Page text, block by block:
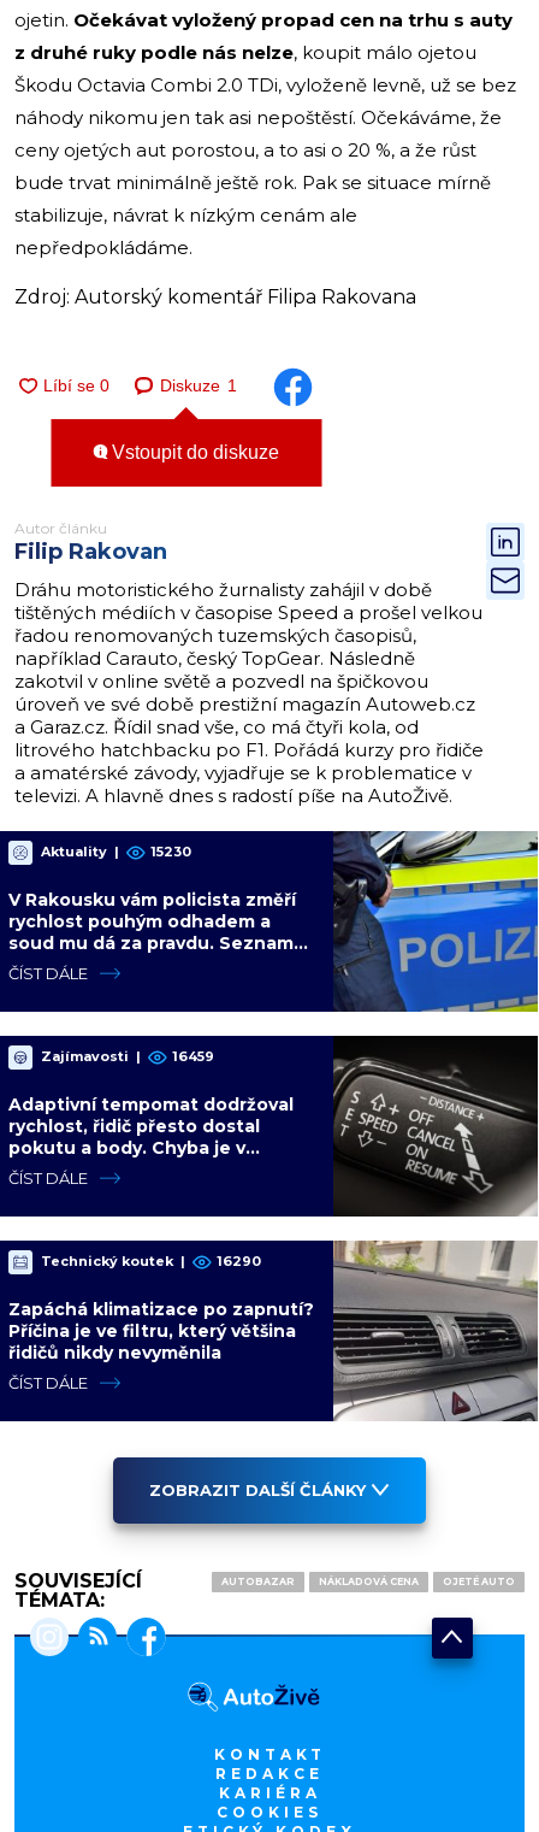
ojetin. Očekávat vyložený propad cen na trhu s auty
z druhé ruky podle nás nelze, koupit málo ojetou
Škodu Octavia Combi 2.0 TDi, vyloženě levně, už se bez
náhody nikomu jen tak asi nepoštěstí. Očekáváme, že
ceny ojetých aut porostou, a to asi o 20 %, a že růst
bude trvat minimálně ještě rok. Pak se situace mírně
stabilizuje, návrat k nízkým cenám ale
nepředpokládáme.
Zdroj: Autorský komentář Filipa Rakovana
Diskuze 1
Vstoupit do diskuze
Autor článku
Filip Rakovan
Dráhu motoristického žurnalisty zahájil v době
tištěných médiích v časopise Speed a prošel velkou
řadou renomovaných tuzemských časopisů,
například Carauto, český TopGear. Následně
zakotvil v online světě a pozvedl na špičkovou
úroveň ve své době prestižní magazín Autoweb.cz
a Garaz.cz. Řídil snad vše, co má čtyři kola, od
litrového hatchbacku po F1. Pořádá kurzy pro řidiče
a amatérské závody, vyjadřuje se k problematice v
televizi. A hlavně dnes s radostí píše na AutoŽivě.
Aktuality | 15230
V Rakousku vám policista změří
rychlost pouhým odhadem a
soud mu dá za pravdu. Seznam
podivných pravidel, která vás v EU
mohou stát tisíce
ČÍST DÁLE
Zajímavosti | 16459
Adaptivní tempomat dodržoval
rychlost, řidič přesto dostal
pokutu a body. Chyba je v
odstupu, který si auto samo zvolí
ČÍST DÁLE
Technický koutek | 16290
Zapáchá klimatizace po zapnutí?
Příčina je ve filtru, který většina
řidičů nikdy nevyměnila
ČÍST DÁLE
ZOBRAZIT DALŠÍ ČLÁNKY
SOUVISEJÍCÍ
TÉMATA:
AUTOBAZAR NÁKLADOVÁ CENA OJETÉ AUTO
KONTAKT
REDAKCE
KARIÉRA
COOKIES